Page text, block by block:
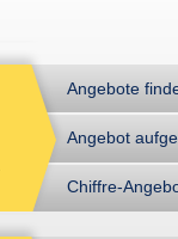
Angebote
Angebot
Chiffre-